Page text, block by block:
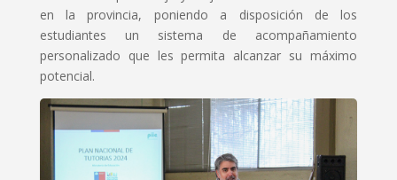
en la provincia, poniendo a disposición de los
estudiantes un sistema de acompañamiento
personalizado que les permita alcanzar su máximo
potencial.